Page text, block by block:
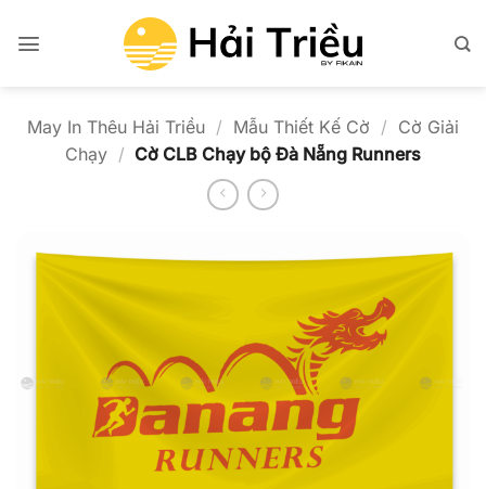
qua
May In Thêu Hải Triều / Mẫu Thiết Kế Cờ / Cờ Giải
Chạy / Cờ CLB Chạy bộ Đà Nẵng Runners